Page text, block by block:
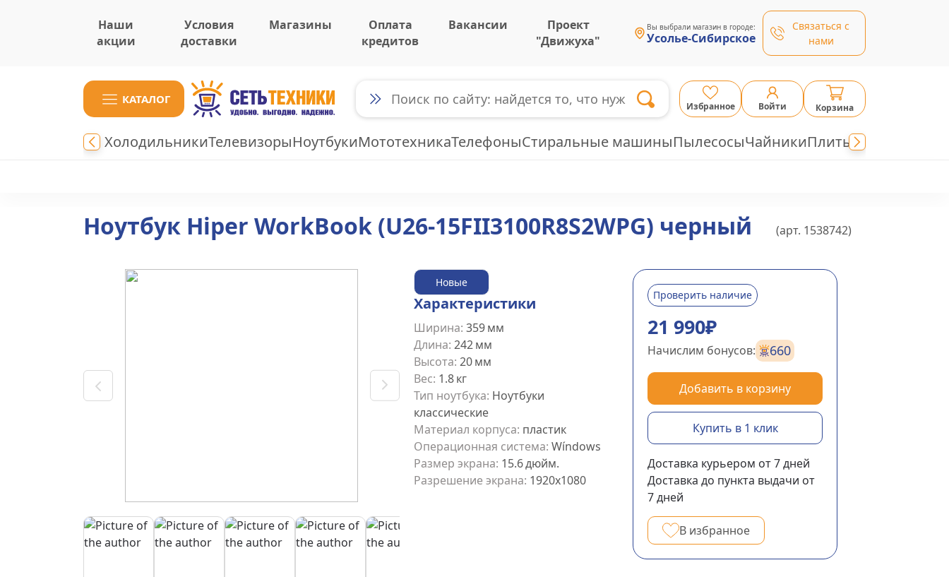
Наши
акции
Условия
доставки
Магазины
Оплата
кредитов
Вакансии
Проект
"Движуха"
Вы выбрали магазин в городе:
Усолье-Сибирское
Связаться с
нами
КАТАЛОГ
Избранное Войти Корзина
ХолодильникиТелевизорыНоутбукиМототехникаТелефоныСтиральные машиныПылесосыЧайникиПлиты
Ноутбук Hiper WorkBook (U26-15FII3100R8S2WPG) черный (арт. 1538742)
21 990₽
Проверить наличие
Начислим бонусов: 660
Добавить в корзину
Купить в 1 клик
Доставка курьером от 7дней
Доставка до пункта выдачи от
7дней
В избранное
Новые
Характеристики
Ширина: 359мм
Длина: 242мм
Высота: 20мм
Вес: 1.8кг
Тип ноутбука: Ноутбуки
классические
Материал корпуса: пластик
Операционная система: Wíndows
Размер экрана: 15.6дюйм.
Разрешение экрана: 1920x1080